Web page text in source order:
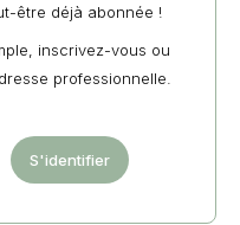
être déjà abonnée !
inscrivez-vous ou
professionnelle.
S'identifier